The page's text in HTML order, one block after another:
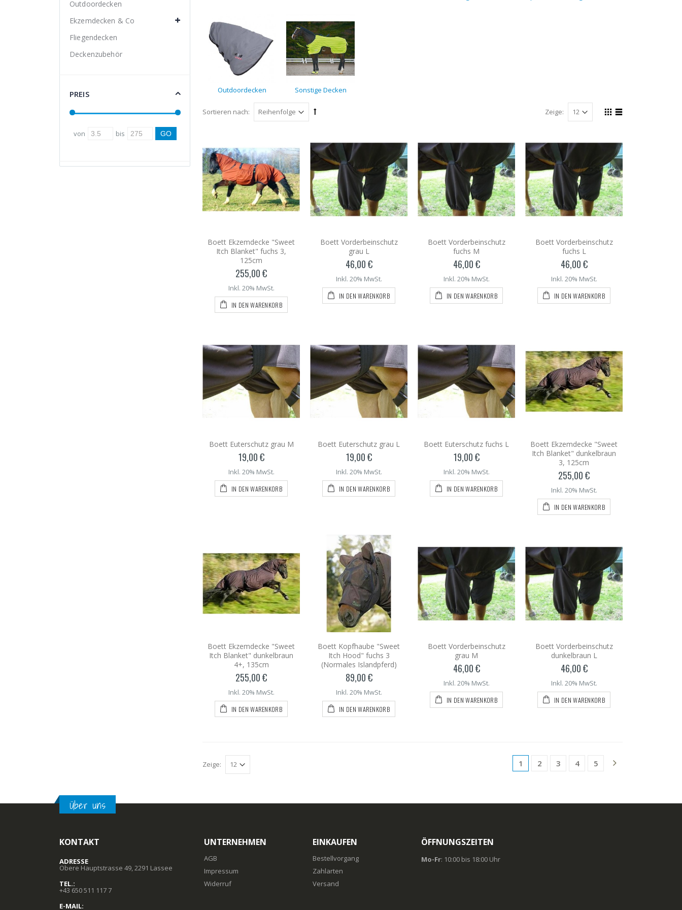
Outdoordecken Sonstige Decken
Sortieren nach: Zeige:
Boett Ekzemdecke "Sweet
Itch Blanket" fuchs 3,
125cm
255,00 €
Inkl. 20% MwSt.
IN DEN WARENKORB
Boett Vorderbeinschutz
grau L
46,00 €
Inkl. 20% MwSt.
IN DEN WARENKORB
Boett Vorderbeinschutz
fuchs M
46,00 €
Inkl. 20% MwSt.
IN DEN WARENKORB
Boett Vorderbeinschutz
fuchs L
46,00 €
Inkl. 20% MwSt.
IN DEN WARENKORB
Boett Euterschutz grau M
19,00 €
Inkl. 20% MwSt.
IN DEN WARENKORB
Boett Euterschutz grau L
19,00 €
Inkl. 20% MwSt.
IN DEN WARENKORB
Boett Euterschutz fuchs L
19,00 €
Inkl. 20% MwSt.
IN DEN WARENKORB
Boett Ekzemdecke "Sweet
Itch Blanket" dunkelbraun
3, 125cm
255,00 €
Inkl. 20% MwSt.
IN DEN WARENKORB
Boett Ekzemdecke "Sweet
Itch Blanket" dunkelbraun
4+, 135cm
255,00 €
Inkl. 20% MwSt.
IN DEN WARENKORB
Boett Kopfhaube "Sweet
Itch Hood" fuchs 3
(Normales Islandpferd)
89,00 €
Inkl. 20% MwSt.
IN DEN WARENKORB
Boett Vorderbeinschutz
grau M
46,00 €
Inkl. 20% MwSt.
IN DEN WARENKORB
Boett Vorderbeinschutz
dunkelbraun L
46,00 €
Inkl. 20% MwSt.
IN DEN WARENKORB
1 2 3 4 5
Zeige:
Outdoordecken
Ekzemdecken & Co
Fliegendecken
Deckenzubehör
PREIS
von bis
Über uns
KONTAKT
ADRESSE
Obere Hauptstrasse 49, 2291 Lassee
TEL.:
+43 650 511 117 7
E-MAIL:
UNTERNEHMEN
AGB
Impressum
Widerruf
EINKAUFEN
Bestellvorgang
Zahlarten
Versand
ÖFFNUNGSZEITEN
Mo-Fr: 10:00 bis 18:00 Uhr